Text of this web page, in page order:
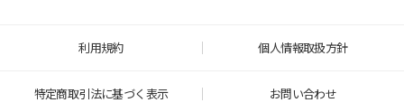
利用規約 個人情報取扱方針
特定商取引法に基づく表示 お問い合わせ